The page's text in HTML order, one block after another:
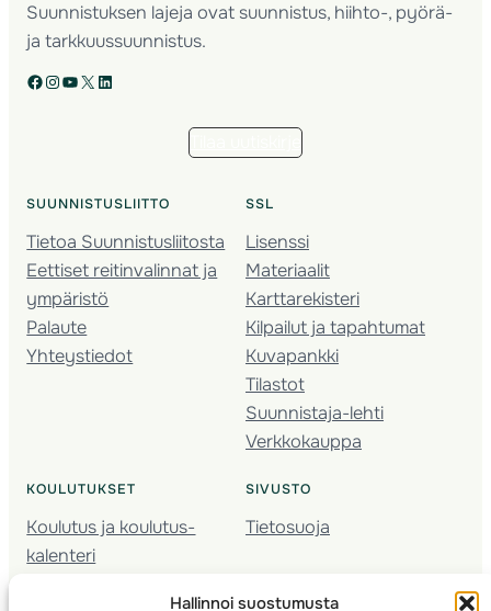
Hallinnoi suostumusta
Suunnistuksen lajeja ovat suunnistus, hiihto-, pyörä-
ja tarkkuussuunnistus.
Facebook Instagram YouTube X LinkedIn
SUUNNISTUSLIITTO
Tietoa Suunnistusliitosta
Eettiset reitinvalinnat ja
ympäristö
Palaute
Yhteystiedot
SSL
Lisenssi
Materiaalit
Karttarekisteri
Kilpailut ja tapahtumat
Kuvapankki
Tilastot
Suunnistaja-lehti
Verkkokauppa
KOULUTUKSET
Koulutus ja koulutus­
kalenteri
SIVUSTO
Tietosuoja